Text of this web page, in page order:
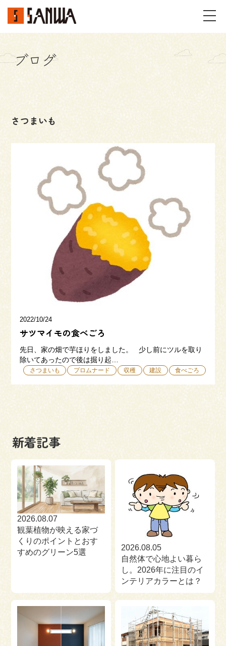
イベント・見学会
不動産情報
事例
パーツギャラリー
お客様の声
私たちのこと
三和建設の強み
リフォーム
会社概要
採用情報
054-365-3838
来場予約 資料請求
ブログ
さつまいも
2022/10/24
サツマイモの食べごろ
先日、家の畑で芋ほりをしました。 少し前にツルを取り
除いてあったので後は掘り起…
さつまいも プロムナード 収穫 建設 食べごろ
新着記事
2026.08.07
観葉植物が映える家づ
くりのポイントとおす
すめのグリーン5選
2026.08.05
自然体で心地よい暮ら
し。2026年に注目のイ
ンテリアカラーとは？